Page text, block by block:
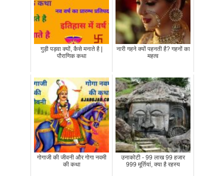
गुड़ी पड़वा क्यों, कैसे मनाते है |
पौराणिक कथा
नारी गहने क्यों पहनती है? गहनों का
महत्व
गोगाजी की जीवनी और गोगा नवमी
की कथा
उनाकोटी - 99 लाख 99 हजार
999 मूर्तियां, क्या है रहस्य